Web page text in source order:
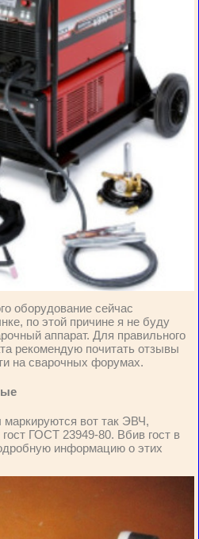
оборудование сейчас
по этой причине я не буду
аппарат. Для правильного
рекомендую почитать отзывы
на сварочных форумах.
вот так ЭВЧ,
ГОСТ 23949-80. Вбив гост в
информацию о этих